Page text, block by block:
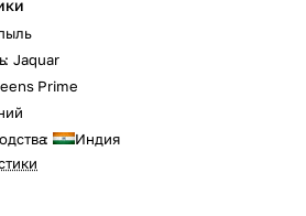
: Jaquar
Prime
:
Индия